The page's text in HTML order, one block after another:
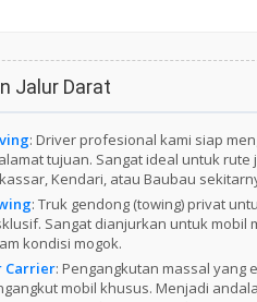
Jalur Darat
: Driver profesional kami siap
tujuan. Sangat ideal untuk
Kendari, atau Baubau
: Truk gendong (towing) privat
Sangat dianjurkan untuk mobil
kondisi mogok.
Carrier: Pengangkutan massal yang
mobil khusus. Menjadi